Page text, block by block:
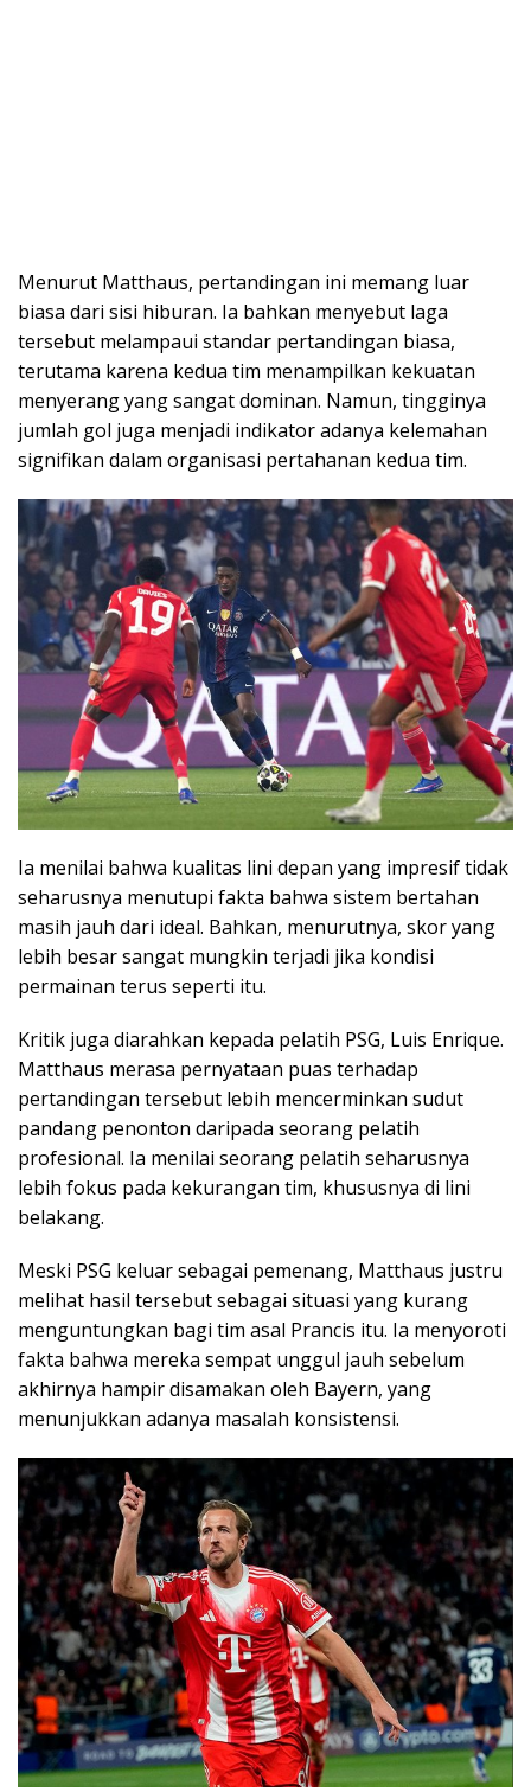
Menurut Matthaus, pertandingan ini memang luar
biasa dari sisi hiburan. Ia bahkan menyebut laga
tersebut melampaui standar pertandingan biasa,
terutama karena kedua tim menampilkan kekuatan
menyerang yang sangat dominan. Namun, tingginya
jumlah gol juga menjadi indikator adanya kelemahan
signifikan dalam organisasi pertahanan kedua tim.
Ia menilai bahwa kualitas lini depan yang impresif tidak
seharusnya menutupi fakta bahwa sistem bertahan
masih jauh dari ideal. Bahkan, menurutnya, skor yang
lebih besar sangat mungkin terjadi jika kondisi
permainan terus seperti itu.
Kritik juga diarahkan kepada pelatih PSG, Luis Enrique.
Matthaus merasa pernyataan puas terhadap
pertandingan tersebut lebih mencerminkan sudut
pandang penonton daripada seorang pelatih
profesional. Ia menilai seorang pelatih seharusnya
lebih fokus pada kekurangan tim, khususnya di lini
belakang.
Meski PSG keluar sebagai pemenang, Matthaus justru
melihat hasil tersebut sebagai situasi yang kurang
menguntungkan bagi tim asal Prancis itu. Ia menyoroti
fakta bahwa mereka sempat unggul jauh sebelum
akhirnya hampir disamakan oleh Bayern, yang
menunjukkan adanya masalah konsistensi.